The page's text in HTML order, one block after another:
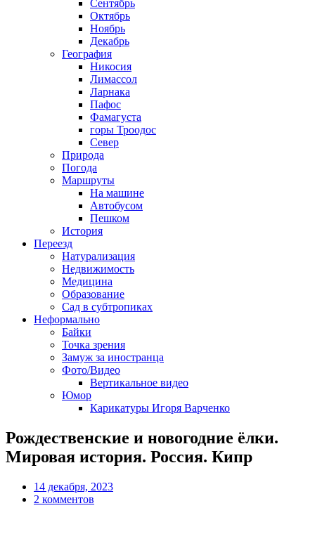
Сентябрь
Октябрь
Ноябрь
Декабрь
География
Никосия
Лимассол
Ларнака
Пафос
Фамагуста
горы Троодос
Север
Природа
Погода
Маршруты
На машине
Автобусом
Пешком
История
Переезд
Натурализация
Недвижимость
Медицина
Образование
Сад в субтропиках
Неформально
Байки
Точка зрения
Замуж за иностранца
Фото/Видео
Вертикальное видео
Юмор
Карикатуры Игоря Варченко
Рождественские и новогодние ёлки.
Мировая история. Россия. Кипр
14 декабря, 2023
2 комментов